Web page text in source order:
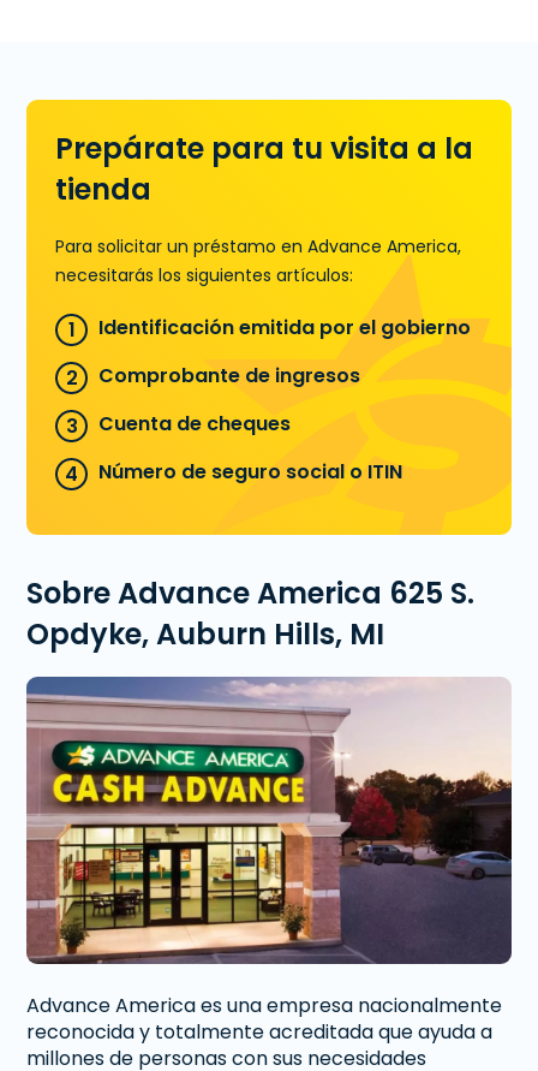
sucursal.
Aprende más sobre Préstamos de
Día de Pago
Prepárate para tu visita a la
tienda
Para solicitar un préstamo en Advance America,
necesitarás los siguientes artículos:
Identificación emitida por el gobierno
Comprobante de ingresos
Cuenta de cheques
Número de seguro social o ITIN
Sobre Advance America 625 S.
Opdyke, Auburn Hills, MI
Advance America es una empresa nacionalmente
reconocida y totalmente acreditada que ayuda a
millones de personas con sus necesidades